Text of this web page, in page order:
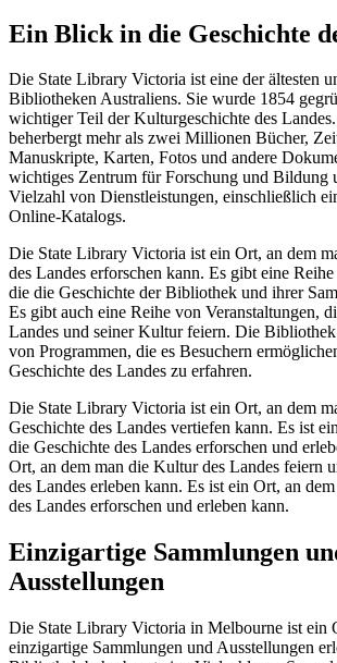
Ein Blick in die Geschichte
Die State Library Victoria ist eine der ältesten
Bibliotheken Australiens. Sie wurde 1854
wichtiger Teil der Kulturgeschichte des
beherbergt mehr als zwei Millionen Bücher,
Manuskripte, Karten, Fotos und andere
wichtiges Zentrum für Forschung und Bildung
Vielzahl von Dienstleistungen, einschließlich
Online-Katalogs.
Die State Library Victoria ist ein Ort, an dem
des Landes erforschen kann. Es gibt eine
die die Geschichte der Bibliothek und ihrer
Es gibt auch eine Reihe von Veranstaltungen,
Landes und seiner Kultur feiern. Die
von Programmen, die es Besuchern
Geschichte des Landes zu erfahren.
Die State Library Victoria ist ein Ort, an dem
Geschichte des Landes vertiefen kann. Es ist
die Geschichte des Landes erforschen und
Ort, an dem man die Kultur des Landes feiern
des Landes erleben kann. Es ist ein Ort, an
des Landes erforschen und erleben kann.
Einzigartige Sammlungen
Ausstellungen
Die State Library Victoria in Melbourne ist ein
einzigartige Sammlungen und Ausstellungen